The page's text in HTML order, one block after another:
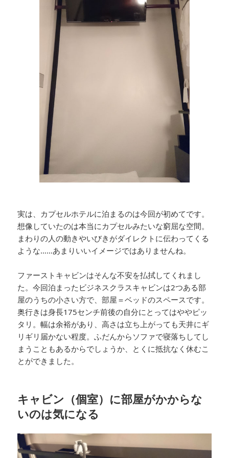
実は、カプセルホテルに泊まるのは今回が初めてです。
想像していたのは本当にカプセルみたいな窮屈な空間。
まわりの人の動きやいびきがダイレクトに伝わってくる
ような……あまりいいイメージではありませんね。
ファーストキャビンはそんな不安を払拭してくれまし
た。今回泊まったビジネスクラスキャビンは2つある部
屋のうちの小さい方で、部屋＝ベッドのスペースです。
奥行きは身長175センチ前後の自分にとってはややピッ
タリ。幅は余裕があり、高さは立ち上がっても天井にギ
リギリ届かない程度。ふだんからソファで寝落ちしてし
まうこともあるからでしょうか、とくに抵抗なく休むこ
とができました。
キャビン（個室）に部屋がかからな
いのは気になる